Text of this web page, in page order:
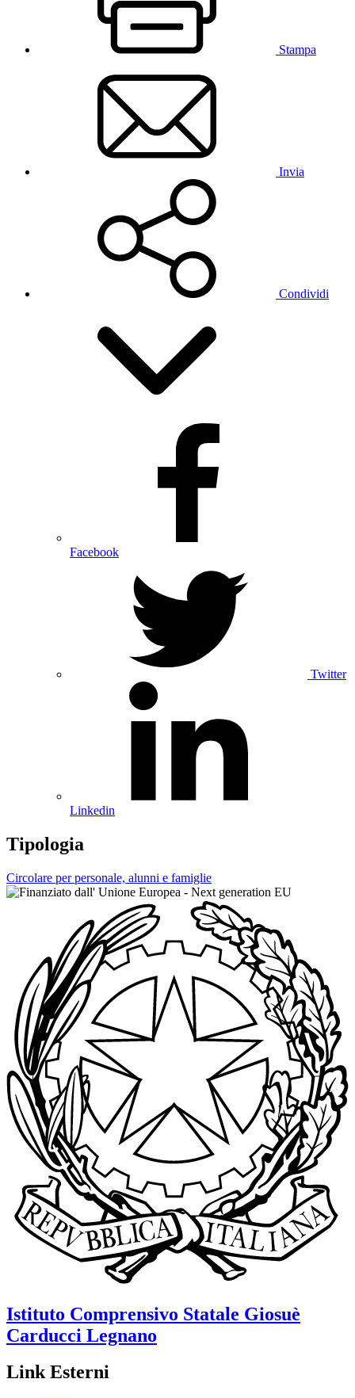
Stampa
Invia
Condividi
Facebook
Twitter
Linkedin
Tipologia
Circolare per personale, alunni e famiglie
Istituto Comprensivo Statale Giosuè
Carducci Legnano
Link Esterni